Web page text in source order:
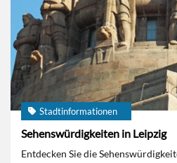
Stadtinformationen
Sehenswürdigkeiten in Leipzig
Entdecken Sie die